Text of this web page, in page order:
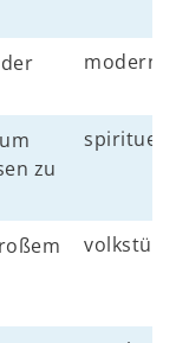
modern
zu
spirituell